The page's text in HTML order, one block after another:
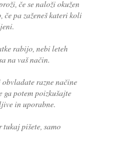
če se naloži okužen
pa zaženeš kateri koli
rabijo, nebi leteh
na vaš način.
razne načine
ga potem poizkušajte
in uporabne.
tukaj pišete, samo